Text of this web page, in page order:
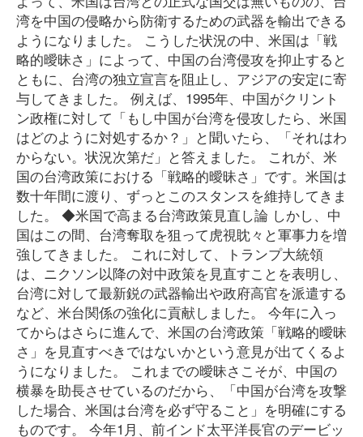
湾を中国の侵略から防衛するための武器を輸出できる
ようになりました。 こうした状況の中、米国は「戦
略的曖昧さ」によって、中国の台湾侵攻を抑止すると
ともに、台湾の独立宣言を阻止し、アジアの安定に寄
与してきました。 例えば、1995年、中国がクリント
ン政権に対して「もし中国が台湾を侵攻したら、米国
はどのように対処するか？」と聞いたら、「それはわ
からない。状況次第だ」と答えました。 これが、米
国の台湾政策における「戦略的曖昧さ」です。米国は
数十年間に渡り、ずっとこのスタンスを維持してきま
した。 ◆米国で高まる台湾政策見直し論 しかし、中
国はこの間、台湾奪取を狙って虎視眈々と軍事力を増
強してきました。 これに対して、トランプ大統領
は、ニクソン以降の対中政策を見直すことを表明し、
台湾に対して最新鋭の武器輸出や政府高官を派遣する
など、米台関係の強化に貢献しました。 今年に入っ
てからはさらに進んで、米国の台湾政策「戦略的曖昧
さ」を見直すべきではないかという意見が出てくるよ
うになりました。 これまでの曖昧さこそが、中国の
横暴を助長させているのだから、「中国が台湾を攻撃
した場合、米国は台湾を必ず守ること」を明確にする
ものです。 今年1月、前インド太平洋長官のデービッ